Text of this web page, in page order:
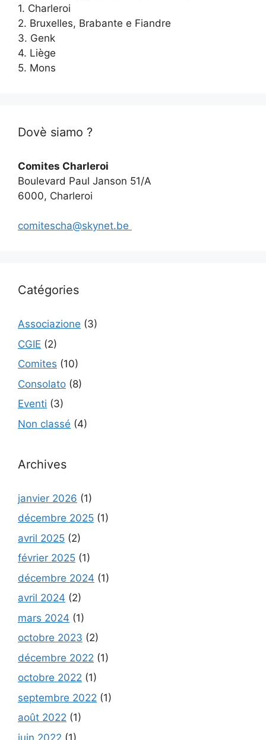
1. Charleroi
2. Bruxelles, Brabante e Fiandre
3. Genk
4. Liège
5. Mons
Dovè siamo ?
Comites Charleroi
Boulevard Paul Janson 51/A
6000, Charleroi
comitescha@skynet.be
Catégories
Associazione (3)
CGIE (2)
Comites (10)
Consolato (8)
Eventi (3)
Non classé (4)
Archives
janvier 2026 (1)
décembre 2025 (1)
avril 2025 (2)
février 2025 (1)
décembre 2024 (1)
avril 2024 (2)
mars 2024 (1)
octobre 2023 (2)
décembre 2022 (1)
octobre 2022 (1)
septembre 2022 (1)
août 2022 (1)
juin 2022 (1)